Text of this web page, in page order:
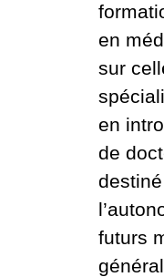
en
sur
en
de
futurs